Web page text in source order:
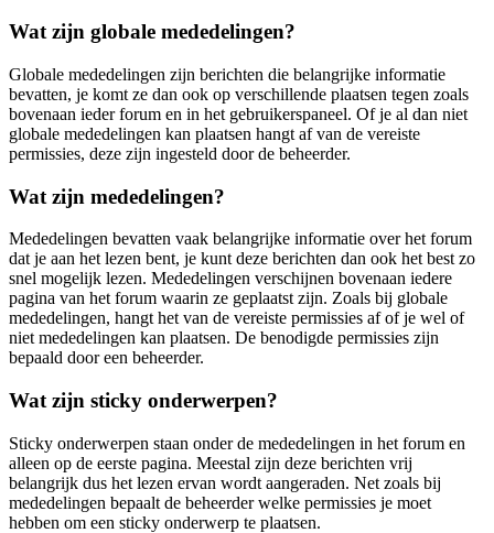
Wat zijn globale mededelingen?
Globale mededelingen zijn berichten die belangrijke informatie
bevatten, je komt ze dan ook op verschillende plaatsen tegen zoals
bovenaan ieder forum en in het gebruikerspaneel. Of je al dan niet
globale mededelingen kan plaatsen hangt af van de vereiste
permissies, deze zijn ingesteld door de beheerder.
Wat zijn mededelingen?
Mededelingen bevatten vaak belangrijke informatie over het forum
dat je aan het lezen bent, je kunt deze berichten dan ook het best zo
snel mogelijk lezen. Mededelingen verschijnen bovenaan iedere
pagina van het forum waarin ze geplaatst zijn. Zoals bij globale
mededelingen, hangt het van de vereiste permissies af of je wel of
niet mededelingen kan plaatsen. De benodigde permissies zijn
bepaald door een beheerder.
Wat zijn sticky onderwerpen?
Sticky onderwerpen staan onder de mededelingen in het forum en
alleen op de eerste pagina. Meestal zijn deze berichten vrij
belangrijk dus het lezen ervan wordt aangeraden. Net zoals bij
mededelingen bepaalt de beheerder welke permissies je moet
hebben om een sticky onderwerp te plaatsen.